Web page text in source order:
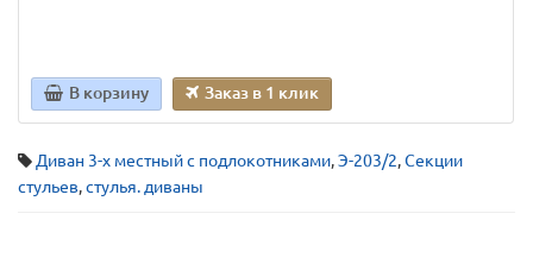
В корзину Заказ в 1 клик
Диван 3-х местный с подлокотниками,Э-203/2,Секции
стульев,стулья. диваны